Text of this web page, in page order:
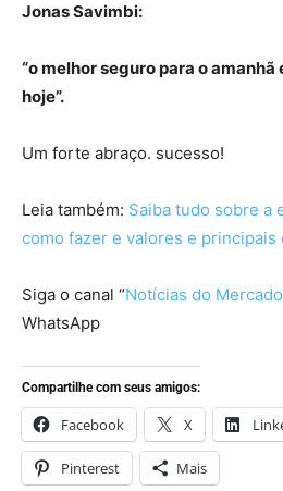
Jonas Savimbi:
“o melhor seguro para o
hoje”.
Um forte abraço. sucesso!
Leia também: Saiba tudo sobre a
como fazer e valores e principais
Siga o canal “Notícias do
WhatsApp
Compartilhe com seus amigos:
Facebook X
Pinterest Mais